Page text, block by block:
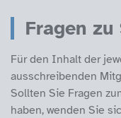
Fragen
Für den Inhalt der
ausschreibenden
Sollten Sie Fragen
haben, wenden Sie